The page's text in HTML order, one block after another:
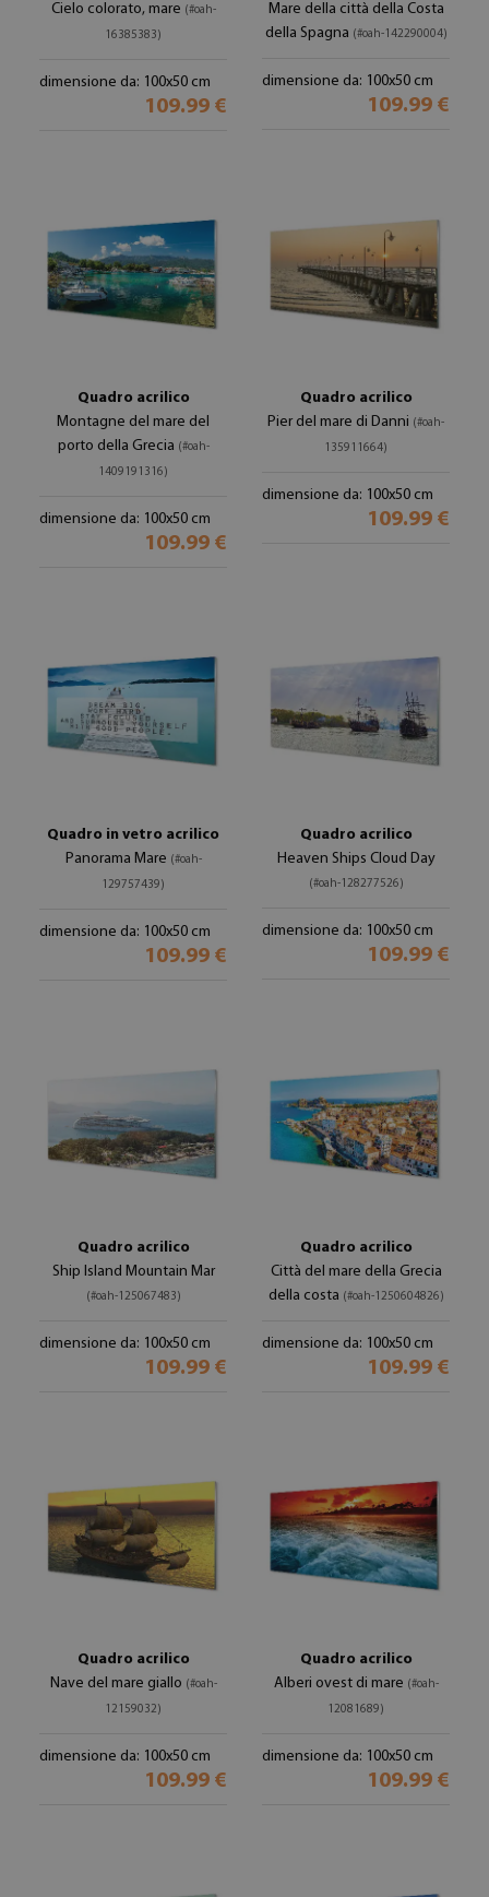
Cielo colorato, mare (#oah-
16385383)
dimensione da: 100x50 cm
109.99 €
Mare della città della Costa
della Spagna (#oah-142290004)
dimensione da: 100x50 cm
109.99 €
Quadro acrilico
Montagne del mare del
porto della Grecia (#oah-
1409191316)
dimensione da: 100x50 cm
109.99 €
Quadro acrilico
Pier del mare di Danni (#oah-
135911664)
dimensione da: 100x50 cm
109.99 €
Quadro in vetro acrilico
Panorama Mare (#oah-
129757439)
dimensione da: 100x50 cm
109.99 €
Quadro acrilico
Heaven Ships Cloud Day
(#oah-128277526)
dimensione da: 100x50 cm
109.99 €
Quadro acrilico
Ship Island Mountain Mar
(#oah-125067483)
dimensione da: 100x50 cm
109.99 €
Quadro acrilico
Città del mare della Grecia
della costa (#oah-1250604826)
dimensione da: 100x50 cm
109.99 €
Quadro acrilico
Nave del mare giallo (#oah-
12159032)
dimensione da: 100x50 cm
109.99 €
Quadro acrilico
Alberi ovest di mare (#oah-
12081689)
dimensione da: 100x50 cm
109.99 €